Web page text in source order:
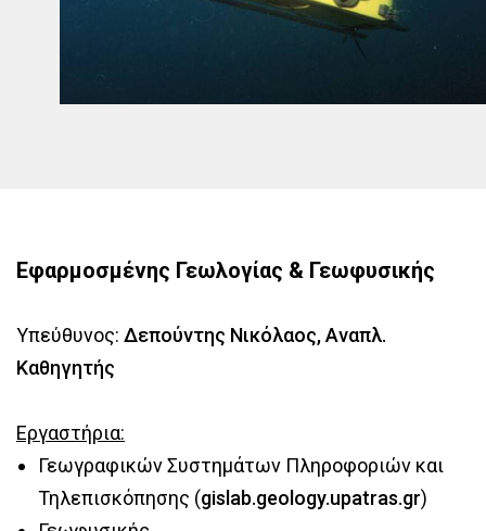
Εφαρμοσμένης Γεωλογίας & Γεωφυσικής
Υπεύθυνος: Δεπούντης Νικόλαος, Αναπλ.
Καθηγητής
Εργαστήρια:
Γεωγραφικών Συστημάτων Πληροφοριών και
Τηλεπισκόπησης (gislab.geology.upatras.gr)